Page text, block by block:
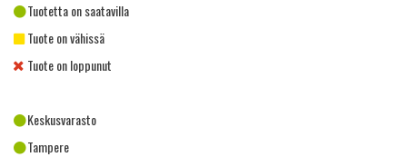
Tuotetta on saatavilla
Tuote on vähissä
Tuote on loppunut
Keskusvarasto
Tampere